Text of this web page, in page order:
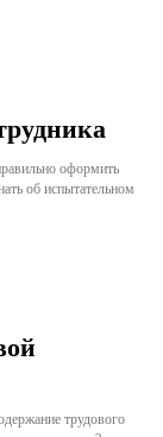
оформить
об испытательном
трудового